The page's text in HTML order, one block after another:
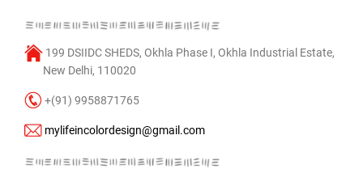
199 DSIIDC SHEDS, Okhla Phase I, Okhla Industrial Estate,
New Delhi, 110020
+(91) 9958871765
mylifeincolordesign@gmail.com